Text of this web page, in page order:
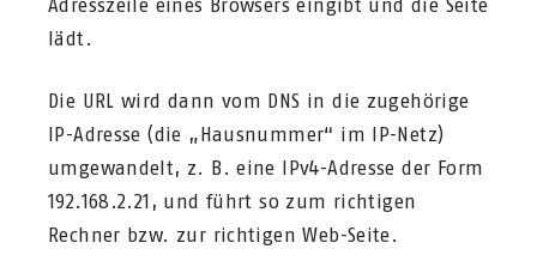
Adresszeile eines Browsers eingibt und die Seite
lädt.
Die URL wird dann vom DNS in die zugehörige
IP-Adresse (die „Hausnummer“ im IP-Netz)
umgewandelt, z. B. eine IPv4-Adresse der Form
192.168.2.21, und führt so zum richtigen
Rechner bzw. zur richtigen Web-Seite.